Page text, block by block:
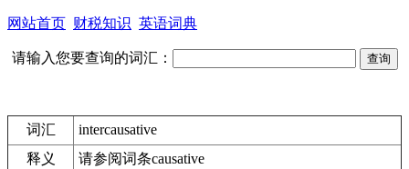
网站首页 财税知识 英语词典
请输入您要查询的词汇：
词汇
intercausative
释义
请参阅词条causative